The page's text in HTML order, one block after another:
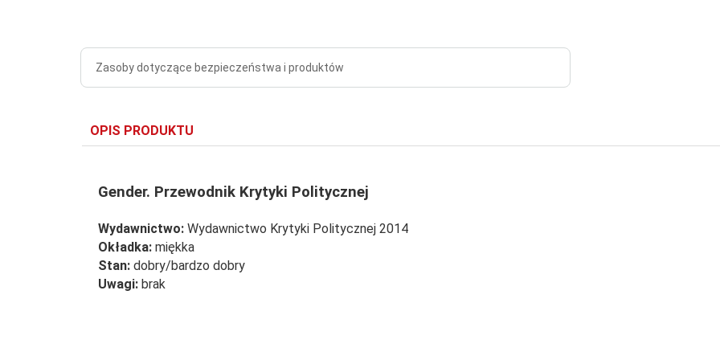
Zasoby dotyczące bezpieczeństwa i produktów
OPIS PRODUKTU
Gender. Przewodnik Krytyki Politycznej
Wydawnictwo: Wydawnictwo Krytyki Politycznej 2014
Okładka: miękka
Stan: dobry/bardzo dobry
Uwagi: brak